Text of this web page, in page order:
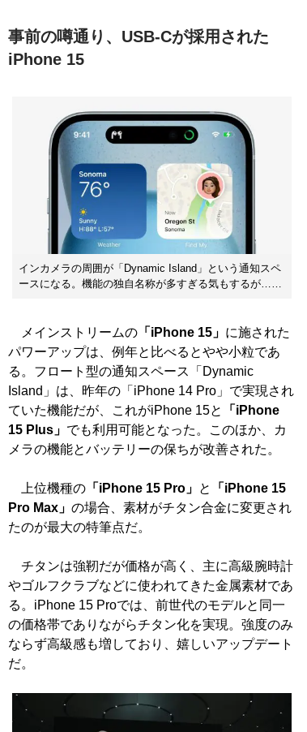
事前の噂通り、USB-Cが採用された
iPhone 15
インカメラの周囲が「Dynamic Island」という通知スペ
ースになる。機能の独自名称が多すぎる気もするが……
メインストリームの 「iPhone 15」 に施された
パワーアップは、例年と比べるとやや小粒であ
る。フロート型の通知スペース「Dynamic
Island」は、昨年の「iPhone 14 Pro」で実現され
ていた機能だが、これがiPhone 15と
「iPhone
15 Plus」 でも利用可能となった。このほか、カ
メラの機能とバッテリーの保ちが改善された。
上位機種の 「iPhone 15 Pro」 と
「iPhone 15
Pro Max」 の場合、素材がチタン合金に変更され
たのが最大の特筆点だ。
チタンは強靭だが価格が高く、主に高級腕時計
やゴルフクラブなどに使われてきた金属素材であ
る。iPhone 15 Proでは、前世代のモデルと同一
の価格帯でありながらチタン化を実現。強度のみ
ならず高級感も増しており、嬉しいアップデート
だ。